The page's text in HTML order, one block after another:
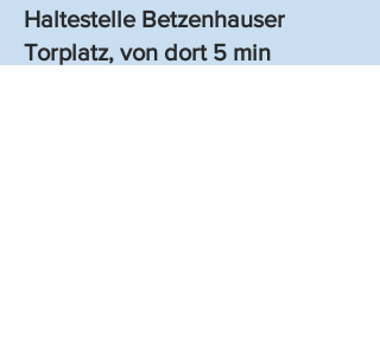
Haltestelle Betzenhauser
Torplatz, von dort 5 min